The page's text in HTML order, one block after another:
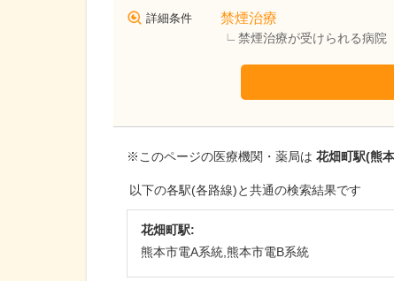
詳細条件 禁煙治療
禁煙治療が受けられる病院
※このページの医療機関・薬局は 花畑町駅(熊
以下の各駅(各路線)と共通の検索結果です
花畑町駅:
熊本市電A系統,熊本市電B系統